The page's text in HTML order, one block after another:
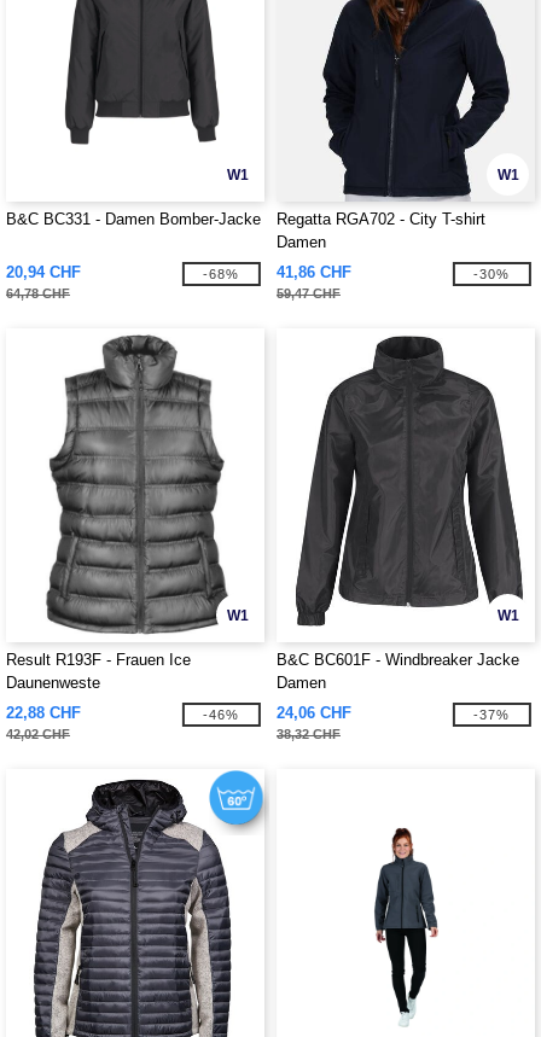
W1
B&C BC331 - Damen Bomber-Jacke
20,94 CHF
64,78 CHF
-68%
W1
Regatta RGA702 - City T-shirt
Damen
41,86 CHF
59,47 CHF
-30%
W1
Result R193F - Frauen Ice
Daunenweste
22,88 CHF
42,02 CHF
-46%
W1
B&C BC601F - Windbreaker Jacke
Damen
24,06 CHF
38,32 CHF
-37%